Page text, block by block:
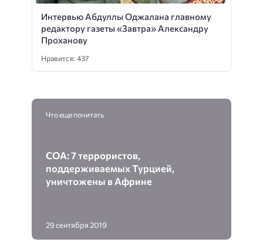
Интервью Абдуллы Оджалана главному
редактору газеты «Завтра» Александру
Проханову
Нравится: 437
Что еще почитать
СОА: 7 террористов,
поддерживаемых Турцией,
уничтожены в Африне
29 сентября 2019